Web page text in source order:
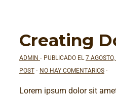
Creating
ADMIN PUBLICADO EL7
POST
NO HAY COMENTARIOS
Lorem ipsum dolor sit